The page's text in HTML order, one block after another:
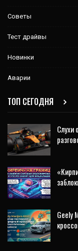
Советы
Тест драйвы
Новинки
Аварии
ТОП СЕГОДНЯ
Слухи
Geely